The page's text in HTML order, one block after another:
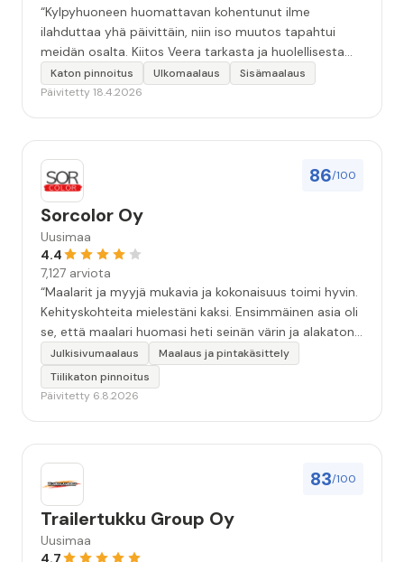
“Kylpyhuoneen huomattavan kohentunut ilme
ilahduttaa yhä päivittäin, niin iso muutos tapahtui
meidän osalta. Kiitos Veera tarkasta ja huolellisesta
työstä, sekä ystävällisestä palvelusta!”
Katon pinnoitus Ulkomaalaus
Sisämaalaus
Päivitetty 18.4.2026
86/100
Sorcolor Oy
Uusimaa
4.4
7,127 arviota
“Maalarit ja myyjä mukavia ja kokonaisuus toimi hyvin.
Kehityskohteita mielestäni kaksi. Ensimmäinen asia oli
se, että maalari huomasi heti seinän värin ja alakaton
värin erot mitä en huomannut. Hyvä toki että siinä
kohtaa huomattu mutta toki optimaalisessa
tilanteessa myyjä olisi jo kiinnittänyt tähän huomiota.
kokonaisuus hyvä ja varmasti tulevaisuudessakin
mahdollisuus että palveluita käytän”
Julkisivumaalaus
Maalaus ja pintakäsittely
Tiilikaton pinnoitus
Päivitetty 6.8.2026
83/100
Trailertukku Group Oy
Uusimaa
4.7